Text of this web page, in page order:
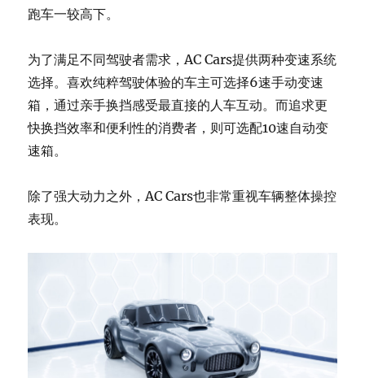
跑车一较高下。
为了满足不同驾驶者需求，AC Cars提供两种变速系统
选择。喜欢纯粹驾驶体验的车主可选择6速手动变速
箱，通过亲手换挡感受最直接的人车互动。而追求更
快换挡效率和便利性的消费者，则可选配10速自动变
速箱。
除了强大动力之外，AC Cars也非常重视车辆整体操控
表现。